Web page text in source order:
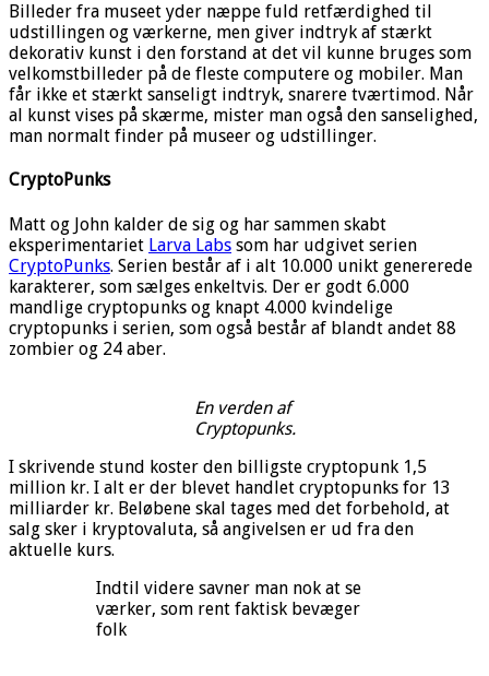
Billeder fra museet yder næppe fuld retfærdighed til
udstillingen og værkerne, men giver indtryk af stærkt
dekorativ kunst i den forstand at det vil kunne bruges som
velkomstbilleder på de fleste computere og mobiler. Man
får ikke et stærkt sanseligt indtryk, snarere tværtimod. Når
al kunst vises på skærme, mister man også den sanselighed,
man normalt finder på museer og udstillinger.
CryptoPunks
Matt og John kalder de sig og har sammen skabt
eksperimentariet Larva Labs som har udgivet serien
CryptoPunks. Serien består af i alt 10.000 unikt genererede
karakterer, som sælges enkeltvis. Der er godt 6.000
mandlige cryptopunks og knapt 4.000 kvindelige
cryptopunks i serien, som også består af blandt andet 88
zombier og 24 aber.
En verden af
Cryptopunks.
I skrivende stund koster den billigste cryptopunk 1,5
million kr. I alt er der blevet handlet cryptopunks for 13
milliarder kr. Beløbene skal tages med det forbehold, at
salg sker i kryptovaluta, så angivelsen er ud fra den
aktuelle kurs.
Indtil videre savner man nok at se
værker, som rent faktisk bevæger
folk